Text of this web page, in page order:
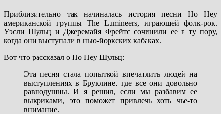
Приблизительно так начиналась история песни Ho Hey
американской группы The Lumineers, играющей фолк-рок.
Уэсли Шульц и Джеремайя Фрейтс сочинили ее в ту пору,
когда они выступали в нью-йоркских кабаках.
Вот что рассказал о Ho Hey Шульц:
Эта песня стала попыткой впечатлить людей на
выступлениях в Бруклине, где все они довольно
равнодушны. И я решил, если мы разбавим ее
выкриками, это поможет привлечь хоть чье-то
внимание.